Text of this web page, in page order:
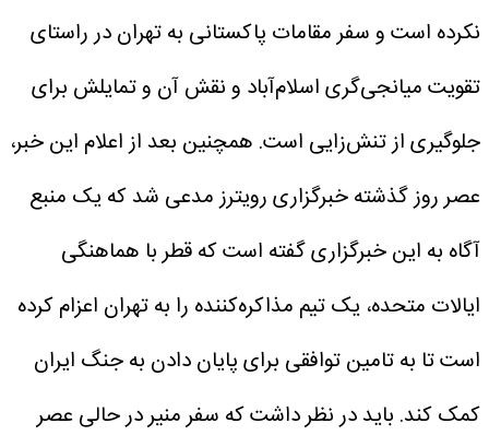
نکرده است و سفر مقامات پاکستانی به تهران در راستای
تقویت میانجی‌گری اسلام‌آباد و نقش آن و تمایلش برای
جلوگیری از تنش‌زایی است. همچنین بعد از اعلام این خبر،
عصر روز گذشته خبرگزاری رویترز مدعی شد که یک منبع
آگاه به این خبرگزاری گفته است که قطر با هماهنگی
ایالات متحده، یک تیم مذاکره‌کننده را به تهران اعزام کرده
است تا به تامین توافقی برای پایان دادن به جنگ ایران
کمک کند. باید در نظر داشت که سفر منیر در حالی عصر